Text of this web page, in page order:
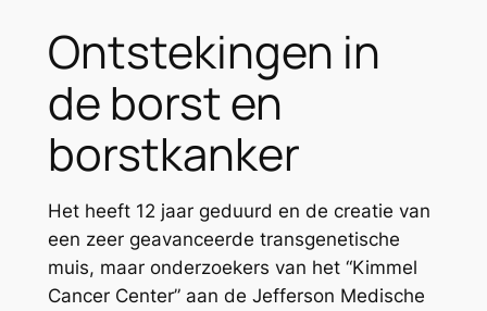
Ontstekingen in
de borst en
borstkanker
Het heeft 12 jaar geduurd en de creatie van
een zeer geavanceerde transgenetische
muis, maar onderzoekers van het “Kimmel
Cancer Center” aan de Jefferson Medische